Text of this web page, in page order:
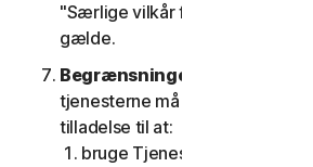
"Særlige vilkår for visse
gælde.
Begrænsninger.
tjenesterne må du ikke, og du
tilladelse til at:
bruge Tjenesterne til